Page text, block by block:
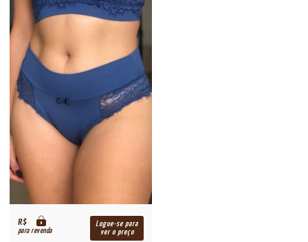
R$
para revenda
Logue-se para
ver o preço